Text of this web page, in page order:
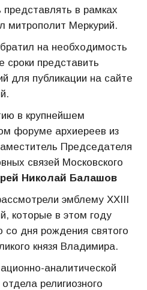
в рамках
митрополит Меркурий.
на необходимость
сроки представить
для публикации на сайте
в крупнейшем
форуме архиереев из
Председателя
связей Московского
Николай Балашов
эмблему XXIII
которые в этом году
дня рождения святого
князя Владимира.
аналитической
религиозного